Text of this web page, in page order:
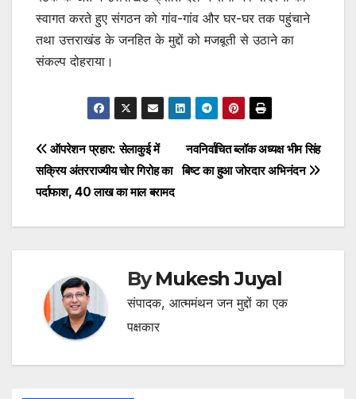
स्वागत करते हुए संगठन को गांव-गांव और घर-घर तक पहुंचाने
तथा उत्तराखंड के जनहित के मुद्दों को मजबूती से उठाने का
संकल्प दोहराया।
Post
navigation
नवनिर्वाचित ब्लॉक अध्यक्ष भीम सिंह
बिष्ट का हुआ जोरदार अभिनंदन
ऑपरेशन प्रहार: सेलाकुई में
सक्रिय अंतरराज्यीय चोर गिरोह का
पर्दाफाश, 40 लाख का माल बरामद
ByMukesh Juyal
संपादक, आत्ममंथन जन मुद्दों का एक
पक्षकार